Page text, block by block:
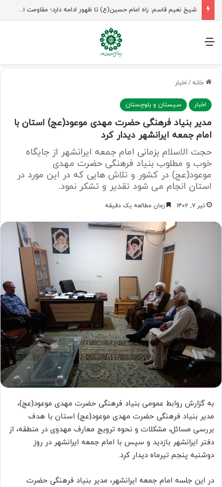
منو
خانه / اخبار
اخبار سیستان و بلوچستان
مدیر بنیاد فرهنگی حضرت مهدی موعود(عج) استان با
امام جمعه ایرانشهر دیدار کرد
حجت الاسلام بزمانی امام جمعه ایرانشهر از جایگاه
خوب و مطلوب بنیاد فرهنگی حضرت مهدی
موعود(عج) در کشور و تلاش هایی که در این مورد در
استان انجام می شود تقدیر و تشکر نمود.
تیر ۷, ۱۴۰۲ زمان مطالعه یک دقیقه
به گزارش روابط عمومی بنیاد فرهنگی حضرت مهدی موعود(عج)،
مدیر بنیاد فرهنگی حضرت مهدی موعود(عج) استان با هدف
بررسی مسائل، مشکلات و نحوه ترویج معارف مهدوی در منطقه، از
دفتر ایرانشهر بازدید و سپس با امام جمعه ایرانشهر در روز
دوشنبه پنجم تیرماه دیدار کرد.
در این جلسه امام جمعه ایرانشهر، مدیر بنیاد فرهنگی حضرت